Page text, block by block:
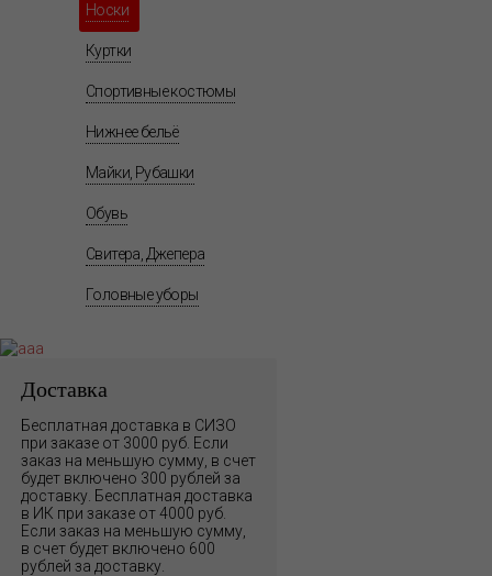
Носки
Куртки
Спортивные костюмы
Нижнее бельё
Майки, Рубашки
Обувь
Свитера, Джепера
Головные уборы
Доставка
Бесплатная доставка в СИЗО
при заказе от 3000 руб. Если
заказ на меньшую сумму, в счет
будет включено 300 рублей за
доставку. Бесплатная доставка
в ИК при заказе от 4000 руб.
Если заказ на меньшую сумму,
в счет будет включено 600
рублей за доставку.